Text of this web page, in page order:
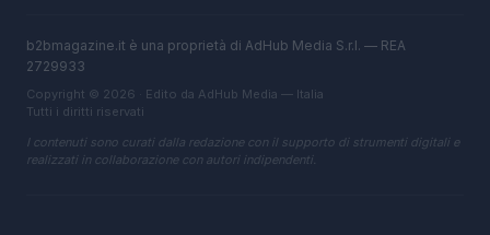
b2bmagazine.it è una proprietà di AdHub Media S.r.l. — REA
2729933
Copyright © 2026 · Edito da AdHub Media — Italia
Tutti i diritti riservati
I contenuti sono curati dalla redazione con il supporto di strumenti digitali e
realizzati in collaborazione con autori indipendenti.